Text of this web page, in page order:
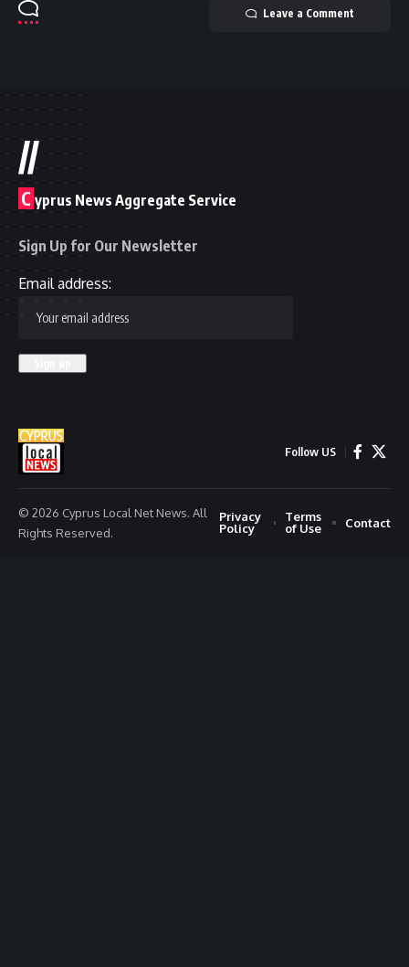
Leave a Comment
//
C yprus News Aggregate Service
Sign Up for Our Newsletter
Email address:
Follow US
© 2026 Cyprus Local Net News. All
Rights Reserved.
Privacy
Policy
Terms
of Use
Contact